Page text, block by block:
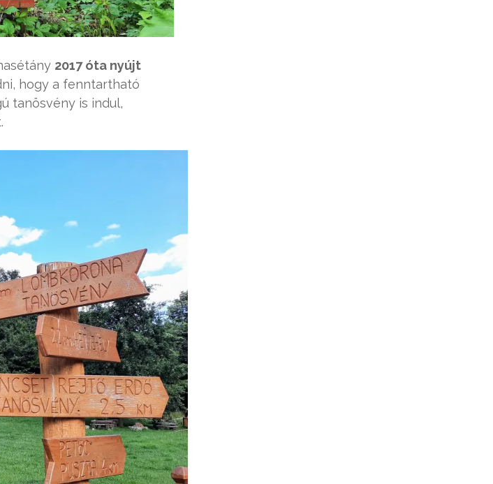
2017 óta nyújt
hogy a fenntartható
tanösvény is indul,